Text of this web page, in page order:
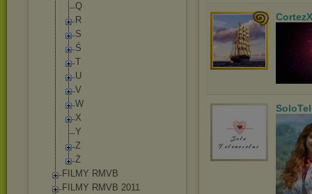
Q
R
S
Ś
T
U
V
W
X
Y
Z
Ż
FILMY RMVB
FILMY RMVB 2011
CortezX